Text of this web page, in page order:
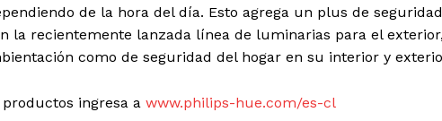
de la hora del día. Esto agrega un plus de seguridad
la recientemente lanzada línea de luminarias para el
como de seguridad del hogar en su interior y
ingresa a www.philips-hue.com/es-cl